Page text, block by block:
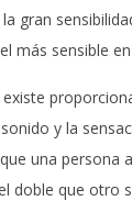
gran
más sensible
y la
una persona
doble que otro